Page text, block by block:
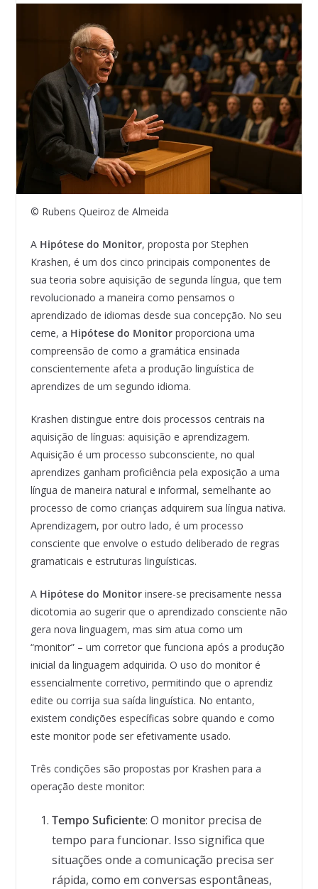
© Rubens Queiroz de Almeida
A Hipótese do Monitor, proposta por Stephen
Krashen, é um dos cinco principais componentes de
sua teoria sobre aquisição de segunda língua, que tem
revolucionado a maneira como pensamos o
aprendizado de idiomas desde sua concepção. No seu
cerne, a Hipótese do Monitorproporciona uma
compreensão de como a gramática ensinada
conscientemente afeta a produção linguística de
aprendizes de um segundo idioma.
Krashen distingue entre dois processos centrais na
aquisição de línguas: aquisição e aprendizagem.
Aquisição é um processo subconsciente, no qual
aprendizes ganham proficiência pela exposição a uma
língua de maneira natural e informal, semelhante ao
processo de como crianças adquirem sua língua nativa.
Aprendizagem, por outro lado, é um processo
consciente que envolve o estudo deliberado de regras
gramaticais e estruturas linguísticas.
A Hipótese do Monitorinsere-se precisamente nessa
dicotomia ao sugerir que o aprendizado consciente não
gera nova linguagem, mas sim atua como um
“monitor” – um corretor que funciona após a produção
inicial da linguagem adquirida. O uso do monitor é
essencialmente corretivo, permitindo que o aprendiz
edite ou corrija sua saída linguística. No entanto,
existem condições específicas sobre quando e como
este monitor pode ser efetivamente usado.
Três condições são propostas por Krashen para a
operação deste monitor:
Tempo Suficiente: O monitor precisa de
tempo para funcionar. Isso significa que
situações onde a comunicação precisa ser
rápida, como em conversas espontâneas,